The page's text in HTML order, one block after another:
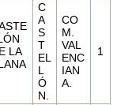
LA
C
A
S
T
EL
L
Ó
N.
CO
M.
VAL
ENC
IAN
A.
1